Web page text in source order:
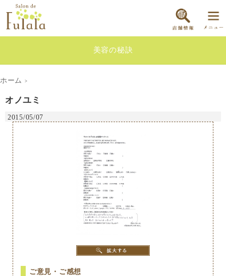
美容の秘訣
ホーム >
オノユミ
2015/05/07
ご意見・ご感想